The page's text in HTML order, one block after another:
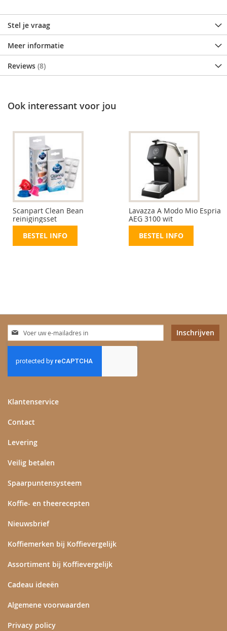
Stel je vraag
Meer informatie
Reviews 8
Ook interessant voor jou
Scanpart Clean Bean
reinigingsset
BESTEL INFO
Lavazza A Modo Mio Espria
AEG 3100 wit
BESTEL INFO
Abonneer
u
op
onze
nieuwsbrief
Inschrijven
Klantenservice
Contact
Levering
Veilig betalen
Spaarpuntensysteem
Koffie- en theerecepten
Nieuwsbrief
Koffiemerken bij Koffievergelijk
Assortiment bij Koffievergelijk
Cadeau ideeën
Algemene voorwaarden
Privacy policy